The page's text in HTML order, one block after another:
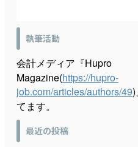
執筆活動
会計メディア『Hupro
Magazine(https://hupro-
job.com/articles/authors/49)
てます。
最近の投稿